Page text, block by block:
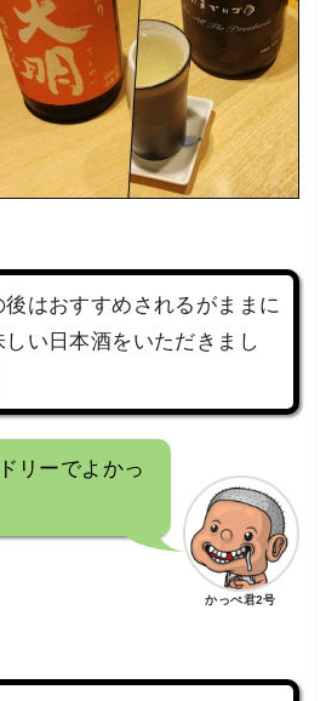
後はおすすめされるがままに
しい日本酒をいただきまし
リーでよかっ
かっぺ君2号